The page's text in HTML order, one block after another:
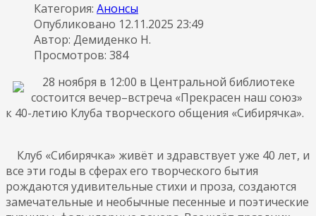
Категория: Анонсы
Опубликовано 12.11.2025 23:49
Автор: Демиденко Н.
Просмотров: 384
28 ноября в 12:00 в Центральной библиотеке
состоится вечер–встреча «Прекрасен наш союз»
к 40-летию Клуба творческого общения «Сибирячка».
Клуб «Сибирячка» живёт и здравствует уже 40 лет, и
все эти годы в сферах его творческого бытия
рождаются удивительные стихи и проза, создаются
замечательные и необычные песенные и поэтические